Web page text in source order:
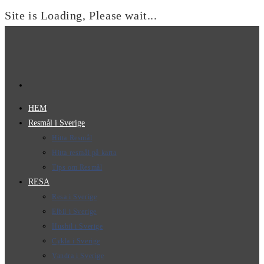
Site is Loading, Please wait...
HEM
Resmål i Sverige
Hitta Resmål
Hitta resmål på karta
Tips om Resmål
RESA
Resa i Sverige
Elbil i Sverige
Husbil i Sverige
Cykla i Sverige
Vandra i Sverige